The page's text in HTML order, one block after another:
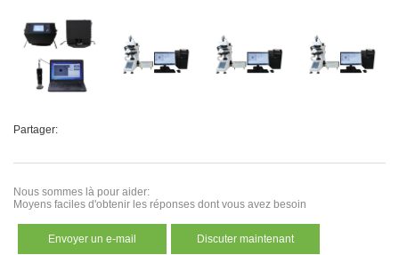
Partager:
Nous sommes là pour aider:
Moyens faciles d'obtenir les réponses dont vous avez besoin
Envoyer un e-mail Discuter maintenant